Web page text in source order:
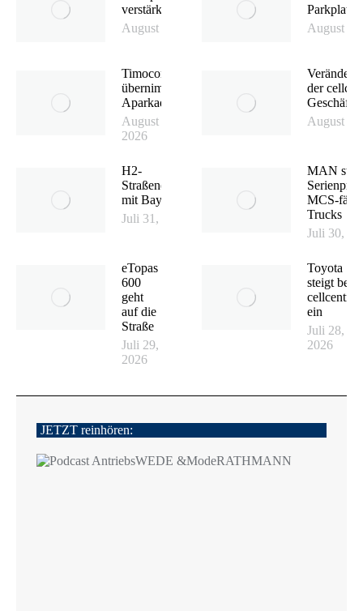
verstärkt
August 7, 2026
August 6,
Timocom
übernimmt
Aparkado
August 4,
2026
der
August 3,
H2-
Straßenerprobung
mit Bayernflotte
Juli 31, 2026
MAN
MCS-
Trucks
Juli 30,
eTopas
600
geht
auf die
Straße
Juli 29,
2026
Toyota
steigt bei
cellcentric
ein
Juli 28,
2026
JETZT reinhören: